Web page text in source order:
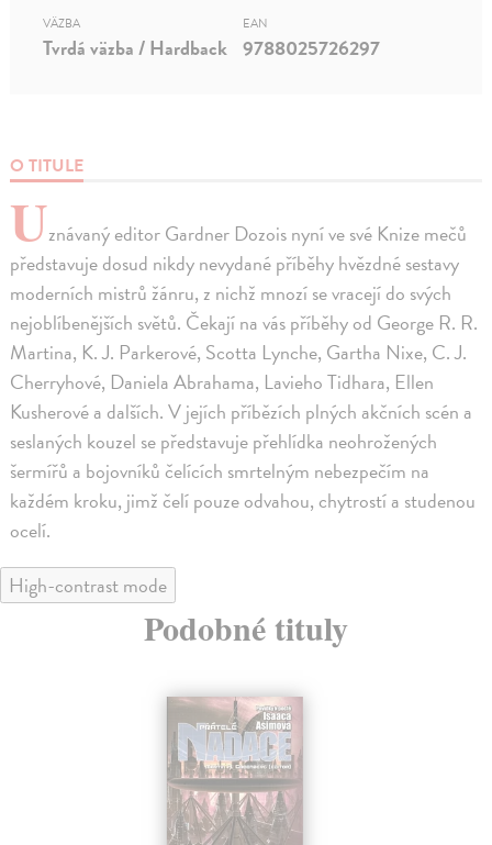
O TITULE
Uznávaný editor Gardner Dozois nyní ve své Knize mečů
představuje dosud nikdy nevydané příběhy hvězdné sestavy
moderních mistrů žánru, z nichž mnozí se vracejí do svých
nejoblíbenějších světů. Čekají na vás příběhy od George R. R.
Martina, K. J. Parkerové, Scotta Lynche, Gartha Nixe, C. J.
Cherryhové, Daniela Abrahama, Lavieho Tidhara, Ellen
Kusherové a dalších. V jejích příbězích plných akčních scén a
seslaných kouzel se představuje přehlídka neohrožených
šermířů a bojovníků čelících smrtelným nebezpečím na
každém kroku, jimž čelí pouze odvahou, chytrostí a studenou
ocelí.
VÄZBA
Tvrdá väzba / Hardback
EAN
9788025726297
High-contrast mode
Podobné tituly